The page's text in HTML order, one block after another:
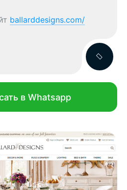
ballarddesigns.com/
в Whatsapp